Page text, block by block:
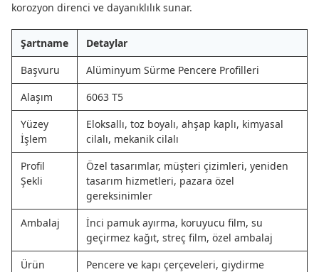
korozyon direnci ve dayanıklılık sunar.
Şartname
Detaylar
Başvuru
Alüminyum Sürme Pencere Profilleri
Alaşım
6063 T5
Yüzey
İşlem
Eloksallı, toz boyalı, ahşap kaplı, kimyasal
cilalı, mekanik cilalı
Profil
Şekli
Özel tasarımlar, müşteri çizimleri, yeniden
tasarım hizmetleri, pazara özel
gereksinimler
Ambalaj
İnci pamuk ayırma, koruyucu film, su
geçirmez kağıt, streç film, özel ambalaj
Ürün
Pencere ve kapı çerçeveleri, giydirme